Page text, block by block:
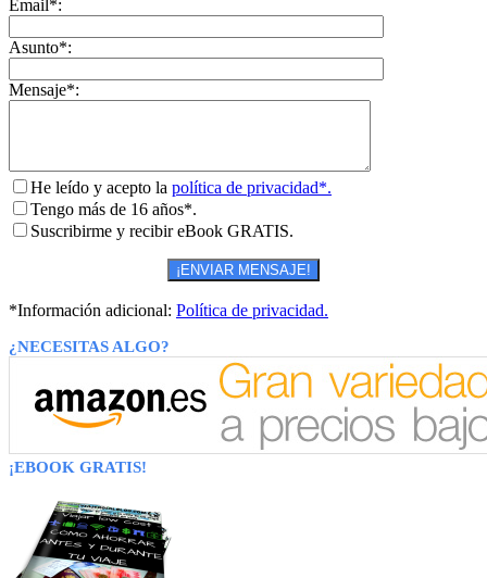
Email*:
Asunto*:
Mensaje*:
He leído y acepto la política de privacidad*.
Tengo más de 16 años*.
Suscribirme y recibir eBook GRATIS.
*Información adicional: Política de privacidad.
¿NECESITAS ALGO?
¡EBOOK GRATIS!